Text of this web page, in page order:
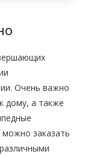
Очень важно
дому, а также
заказать